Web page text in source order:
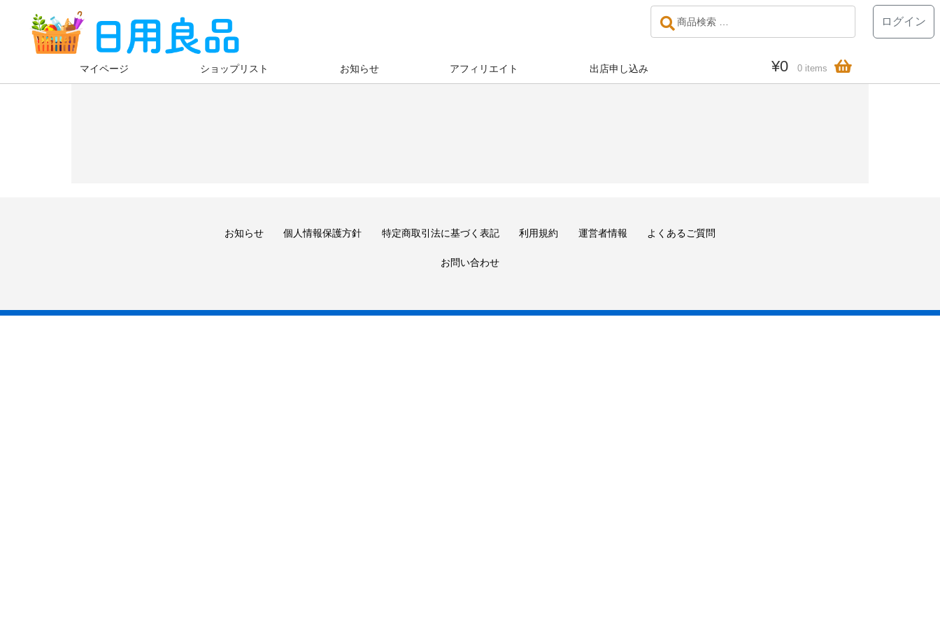
Skip
to
navigation
Skip
to
content
対
ログイン
マイページ ショップリスト お知らせ アフィリエイト 出店申し込み ¥0 0 items
お知らせ 個人情報保護方針 特定商取引法に基づく表記 利用規約 運営者情報 よくあるご質問
お問い合わせ